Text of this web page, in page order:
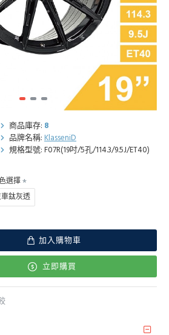
商品庫存: 8
品牌名稱: KlasseniD
規格型號: F07R(19吋/5孔/114.3/9.5J/ET40)
選擇
鈦灰透
加入購物車
立即購買